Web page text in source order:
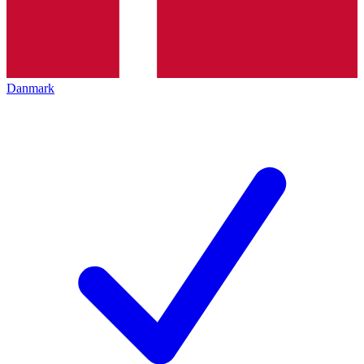
Danmark